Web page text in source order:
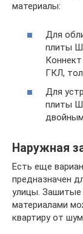
материалы:
Для
плиты
ГКЛ,
Для
плиты
Наружная
Есть еще
предназначен
улицы.
материалами
квартиру от